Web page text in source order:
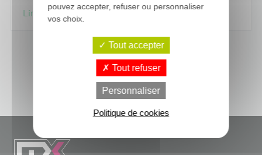
Toute l’actualité
pouvez accepter, refuser ou personnaliser
vos choix.
Tout accepter
Tout refuser
Personnaliser
Politique de cookies